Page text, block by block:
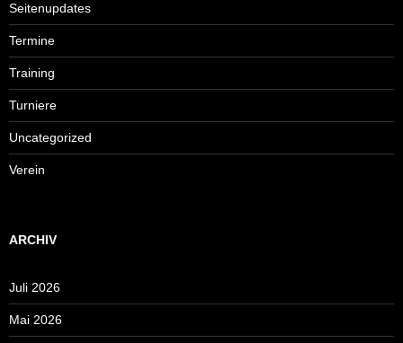
Seitenupdates
Termine
Training
Turniere
Uncategorized
Verein
ARCHIV
Juli 2026
Mai 2026